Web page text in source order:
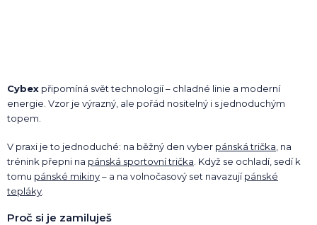
Cybex připomíná svět technologií – chladné linie a moderní
energie. Vzor je výrazný, ale pořád nositelný i s jednoduchým
topem.
V praxi je to jednoduché: na běžný den vyber pánská trička , na
trénink přepni na pánská sportovní trička . Když se ochladí, sedí k
tomu pánské mikiny– a na volnočasový set navazujípánské
tepláky
Proč si je zamiluješ